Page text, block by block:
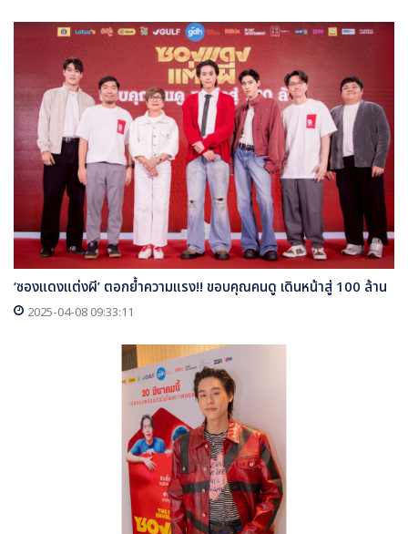
‘ซองแดงแต่งผี’ ตอกย้ำความแรง!! ขอบคุณคนดู เดินหน้าสู่ 100 ล้าน
2025-04-08 09:33:11